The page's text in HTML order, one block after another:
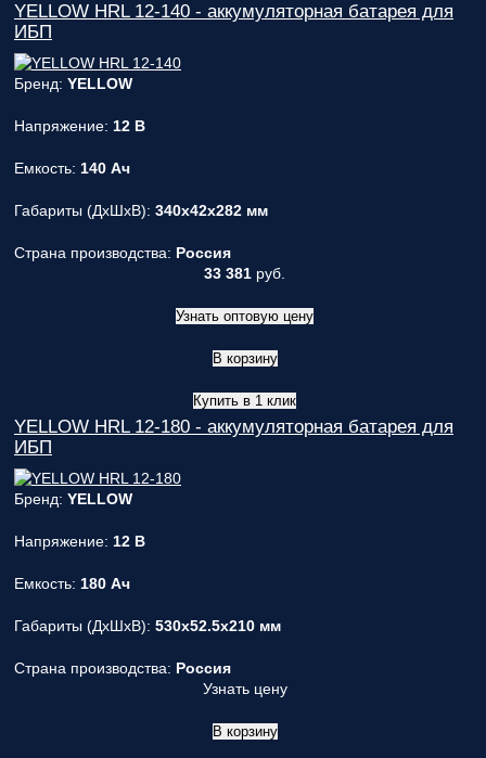
YELLOW HRL 12-140 - аккумуляторная батарея для
ИБП
Бренд: YELLOW
Напряжение: 12 В
Емкость: 140 Ач
Габариты (ДxШxВ): 340x42x282 мм
Страна производства: Россия
33 381 руб.
Узнать оптовую цену
В корзину
Купить в 1 клик
YELLOW HRL 12-180 - аккумуляторная батарея для
ИБП
Бренд: YELLOW
Напряжение: 12 В
Емкость: 180 Ач
Габариты (ДxШxВ): 530x52.5x210 мм
Страна производства: Россия
Узнать цену
В корзину